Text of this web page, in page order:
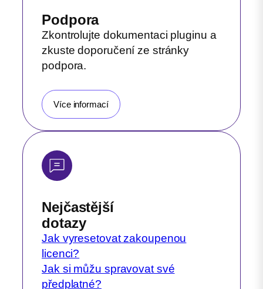
Podpora
Zkontrolujte dokumentaci pluginu a
zkuste doporučení ze stránky
podpora.
Více informací
Nejčastější
dotazy
Jak vyresetovat zakoupenou
licenci?
Jak si můžu spravovat své
předplatné?